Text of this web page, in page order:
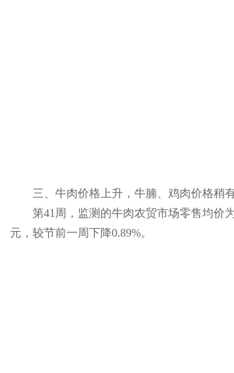
三、牛肉价格上升，牛腩、鸡肉价格稍
第41周，监测的牛肉农贸市场零售均价为
元，较节前一周下降0.89%。